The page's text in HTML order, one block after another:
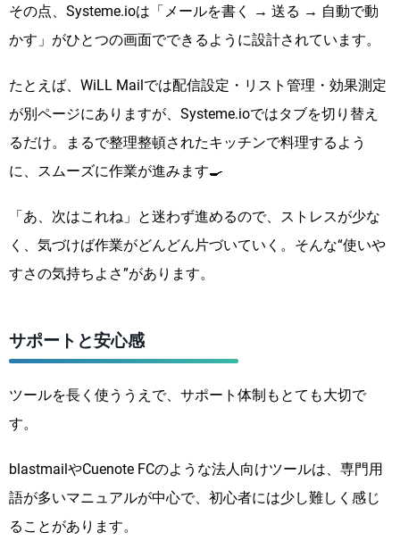
その点、Systeme.ioは「メールを書く → 送る → 自動で動
かす」がひとつの画面でできるように設計されています。
たとえば、WiLL Mailでは配信設定・リスト管理・効果測定
が別ページにありますが、Systeme.ioではタブを切り替え
るだけ。まるで整理整頓されたキッチンで料理するよう
に、スムーズに作業が進みます🍳
「あ、次はこれね」と迷わず進めるので、ストレスが少な
く、気づけば作業がどんどん片づいていく。そんな“使いや
すさの気持ちよさ”があります。
サポートと安心感
ツールを長く使ううえで、サポート体制もとても大切で
す。
blastmailやCuenote FCのような法人向けツールは、専門用
語が多いマニュアルが中心で、初心者には少し難しく感じ
ることがあります。